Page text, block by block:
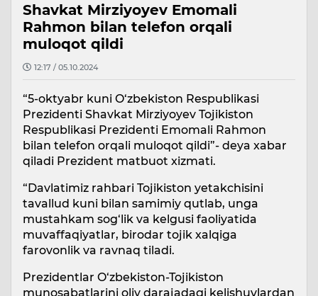
Shavkat Mirziyoyev Emomali
Rahmon bilan telefon orqali
muloqot qildi
12:17 / 05.10.2024
“5-oktyabr kuni O‘zbekiston Respublikasi
Prezidenti Shavkat Mirziyoyev Tojikiston
Respublikasi Prezidenti Emomali Rahmon
bilan telefon orqali muloqot qildi”- deya xabar
qiladi Prezident matbuot xizmati.
“Davlatimiz rahbari Tojikiston yetakchisini
tavallud kuni bilan samimiy qutlab, unga
mustahkam sog‘lik va kelgusi faoliyatida
muvaffaqiyatlar, birodar tojik xalqiga
farovonlik va ravnaq tiladi.
Prezidentlar O‘zbekiston-Tojikiston
munosabatlarini oliy darajadagi kelishuvlardan